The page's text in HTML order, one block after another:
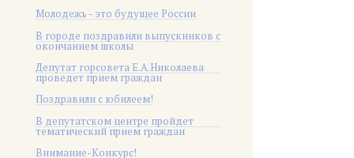
Молодежь - это будущее России
В городе поздравили выпускников с
окончанием школы
Депутат горсовета Е.А.Николаева
проведет прием граждан
Поздравили с юбилеем!
В депутатском центре пройдет
тематический прием граждан
Внимание-Конкурс!